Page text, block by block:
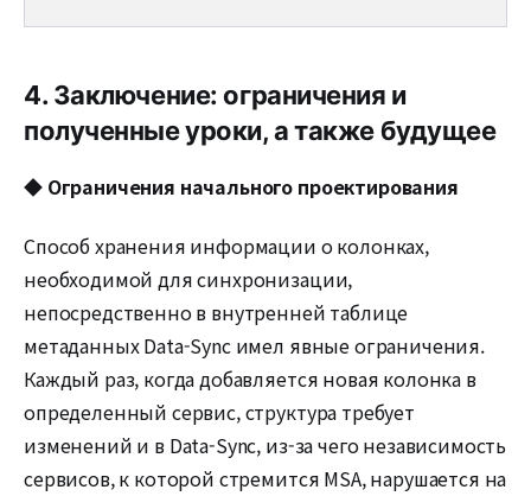
4. Заключение: ограничения и
полученные уроки, а также будущее
◆ Ограничения начального проектирования
Способ хранения информации о колонках,
необходимой для синхронизации,
непосредственно в внутренней таблице
метаданных Data-Sync имел явные ограничения.
Каждый раз, когда добавляется новая колонка в
определенный сервис, структура требует
изменений и в Data-Sync, из-за чего независимость
сервисов, к которой стремится MSA, нарушается на